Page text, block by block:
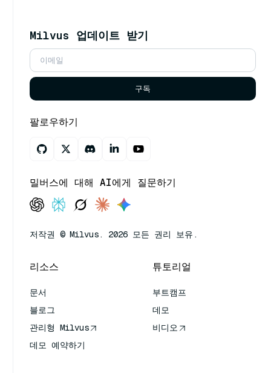
Milvus 업데이트 받기
구독
팔로우하기
밀버스에 대해 AI에게 질문하기
저작권 © Milvus. 2026 모든 권리 보유.
리소스
문서
블로그
관리형 Milvus
데모 예약하기
튜토리얼
부트캠프
데모
비디오